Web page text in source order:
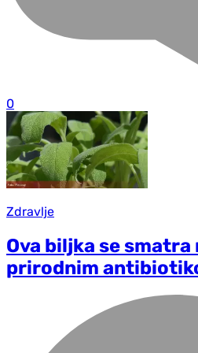
0
Zdravlje
Ova biljka se
prirodnim